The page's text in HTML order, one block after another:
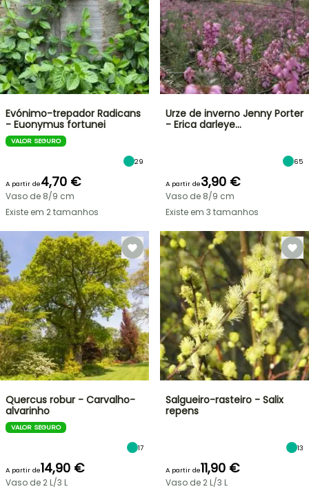
Evónimo-trepador Radicans
- Euonymus fortunei
VALOR SEGURO
29
A partir de4,70 €
Vaso de 8/9 cm
Existe em 2 tamanhos
Urze de inverno Jenny Porter
- Erica darleye…
65
A partir de3,90 €
Vaso de 8/9 cm
Existe em 3 tamanhos
Quercus robur - Carvalho-
alvarinho
VALOR SEGURO
17
A partir de14,90 €
Vaso de 2 L/3 L
Salgueiro-rasteiro - Salix
repens
13
A partir de11,90 €
Vaso de 2 L/3 L